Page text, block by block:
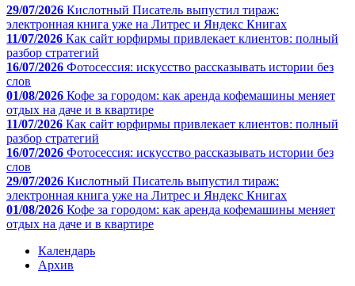
29/07/2026 Кислотный Писатель выпустил тираж:
электронная книга уже на Литрес и Яндекс Книгах
11/07/2026 Как сайт юрфирмы привлекает клиентов: полный
разбор стратегий
16/07/2026 Фотосессия: искусство рассказывать истории без
слов
01/08/2026 Кофе за городом: как аренда кофемашины меняет
отдых на даче и в квартире
11/07/2026 Как сайт юрфирмы привлекает клиентов: полный
разбор стратегий
16/07/2026 Фотосессия: искусство рассказывать истории без
слов
29/07/2026 Кислотный Писатель выпустил тираж:
электронная книга уже на Литрес и Яндекс Книгах
01/08/2026 Кофе за городом: как аренда кофемашины меняет
отдых на даче и в квартире
Календарь
Архив